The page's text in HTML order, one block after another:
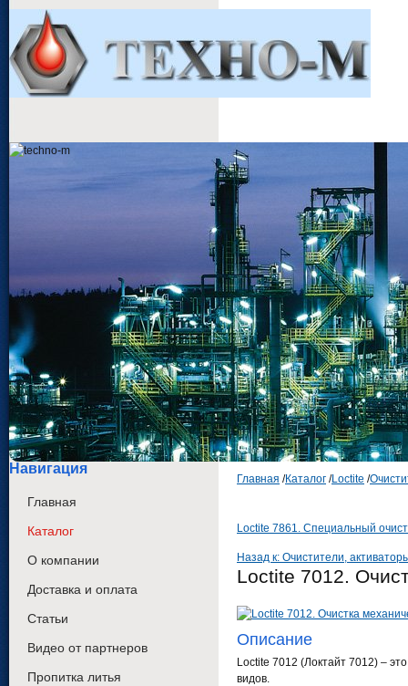
Навигация
Главная
Каталог
О компании
Доставка и оплата
Статьи
Видео от партнеров
Пропитка литья
Главная /Каталог /Loctite /
Loctite 7861. Специальный
Назад к: Очистители,
Loctite 7012.
Описание
Loctite 7012 (Локтайт 7012) –
видов.